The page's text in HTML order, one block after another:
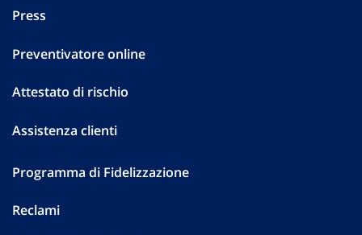
Press
Preventivatore online
Attestato di rischio
Assistenza clienti
Programma di Fidelizzazione
Reclami